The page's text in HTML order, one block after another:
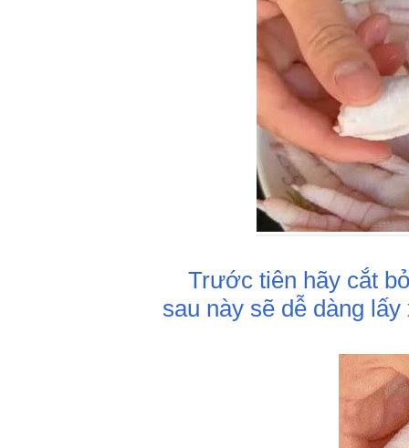
Trước tiên hãy cắt
sau này sẽ dễ dàng